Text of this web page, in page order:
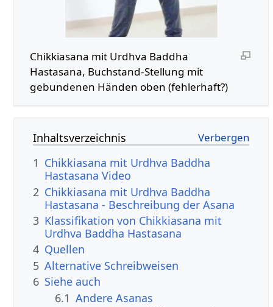
Chikkiasana mit Urdhva Baddha
Hastasana, Buchstand-Stellung mit
gebundenen Händen oben (fehlerhaft?)
Inhaltsverzeichnis
1 Chikkiasana mit Urdhva Baddha
Hastasana Video
2 Chikkiasana mit Urdhva Baddha
Hastasana - Beschreibung der Asana
3 Klassifikation von Chikkiasana mit
Urdhva Baddha Hastasana
4 Quellen
5 Alternative Schreibweisen
6 Siehe auch
6.1 Andere Asanas